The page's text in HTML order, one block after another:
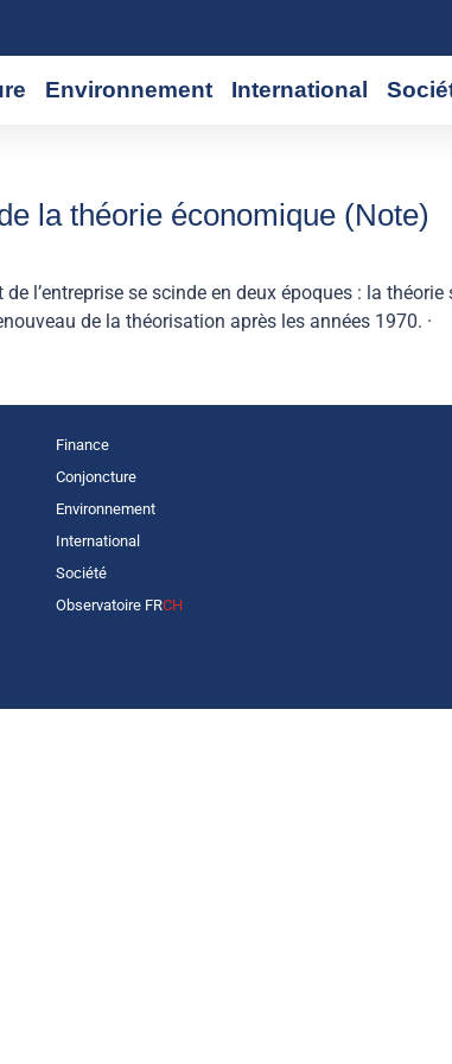
Environnement International
la théorie économique (Note)
se scinde en deux époques : la théorie
de la théorisation après les années
Finance
Conjoncture
Environnement
International
Société
Observatoire FRCH